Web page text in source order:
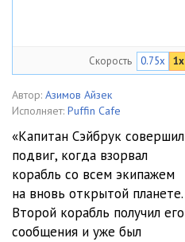
Скорость 0.75x 1x
Автор: Азимов Айзек
Исполняет: Puffin Cafe
«Капитан Сэйбрук совершил
подвиг, когда взорвал
корабль со всем экипажем
на вновь открытой планете.
Второй корабль получил его
сообщения и уже был